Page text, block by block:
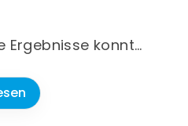
Ergebnisse konnt…